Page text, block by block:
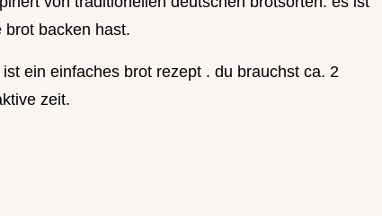
backen hast.
ein einfaches brot rezept . du brauchst ca. 2
zeit.